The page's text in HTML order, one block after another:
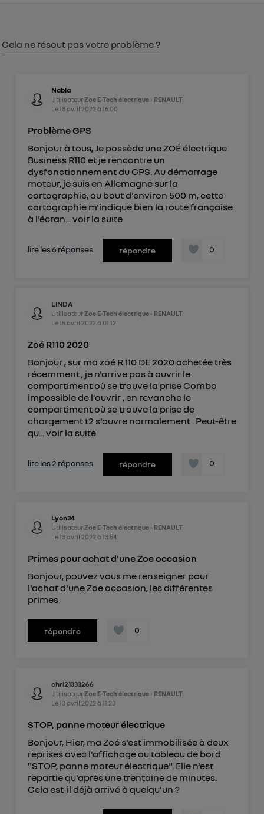
Cela ne résout pas votre problème ?
Nabla
UtilisateurZoe E-Tech électrique - RENAULT
Le18 avril 2022 à 16:00
Problème GPS
Bonjour à tous, Je possède une ZOÉ électrique
Business R110 et je rencontre un
dysfonctionnement du GPS. Au démarrage
moteur, je suis en Allemagne sur la
cartographie, au bout d'environ 500 m, cette
cartographie m'indique bien la route française
à l'écran... voir la suite
lire les 6 réponses répondre 0
LINDA
UtilisateurZoe E-Tech électrique - RENAULT
Le15 avril 2022 à 01:12
Zoé R110 2020
Bonjour , sur ma zoé R 110 DE 2020 achetée très
récemment , je n'arrive pas à ouvrir le
compartiment où se trouve la prise Combo
impossible de l'ouvrir , en revanche le
compartiment où se trouve la prise de
chargement t2 s'ouvre normalement . Peut-être
qu... voir la suite
lire les 2 réponses répondre 0
Lyon34
UtilisateurZoe E-Tech électrique - RENAULT
Le13 avril 2022 à 13:54
Primes pour achat d'une Zoe occasion
Bonjour, pouvez vous me renseigner pour
l'achat d'une Zoe occasion, les différentes
primes
répondre 0
chri21333266
UtilisateurZoe E-Tech électrique - RENAULT
Le13 avril 2022 à 11:28
STOP, panne moteur électrique
Bonjour, Hier, ma Zoé s'est immobilisée à deux
reprises avec l'affichage au tableau de bord
"STOP, panne moteur électrique". Elle n'est
repartie qu'après une trentaine de minutes.
Cela est-il déjà arrivé à quelqu'un ?
Politique d'information sur les données